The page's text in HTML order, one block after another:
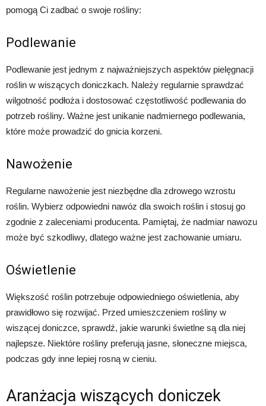
pomogą Ci zadbać o swoje rośliny:
Podlewanie
Podlewanie jest jednym z najważniejszych aspektów pielęgnacji
roślin w wiszących doniczkach. Należy regularnie sprawdzać
wilgotność podłoża i dostosować częstotliwość podlewania do
potrzeb rośliny. Ważne jest unikanie nadmiernego podlewania,
które może prowadzić do gnicia korzeni.
Nawożenie
Regularne nawożenie jest niezbędne dla zdrowego wzrostu
roślin. Wybierz odpowiedni nawóz dla swoich roślin i stosuj go
zgodnie z zaleceniami producenta. Pamiętaj, że nadmiar nawozu
może być szkodliwy, dlatego ważne jest zachowanie umiaru.
Oświetlenie
Większość roślin potrzebuje odpowiedniego oświetlenia, aby
prawidłowo się rozwijać. Przed umieszczeniem rośliny w
wiszącej doniczce, sprawdź, jakie warunki świetlne są dla niej
najlepsze. Niektóre rośliny preferują jasne, słoneczne miejsca,
podczas gdy inne lepiej rosną w cieniu.
Aranżacja wiszących doniczek